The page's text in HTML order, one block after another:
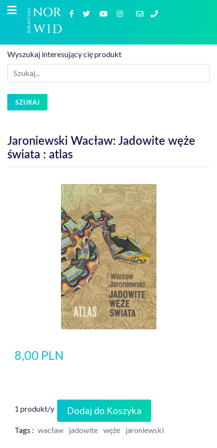
Wyszukaj interesujący cię produkt
SZUKAJ
Jaroniewski Wacław: Jadowite węże
świata : atlas
8,00 PLN
1 produkt/y Dodaj do Koszyka
Tags : wacław jadowite węże jaroniewski